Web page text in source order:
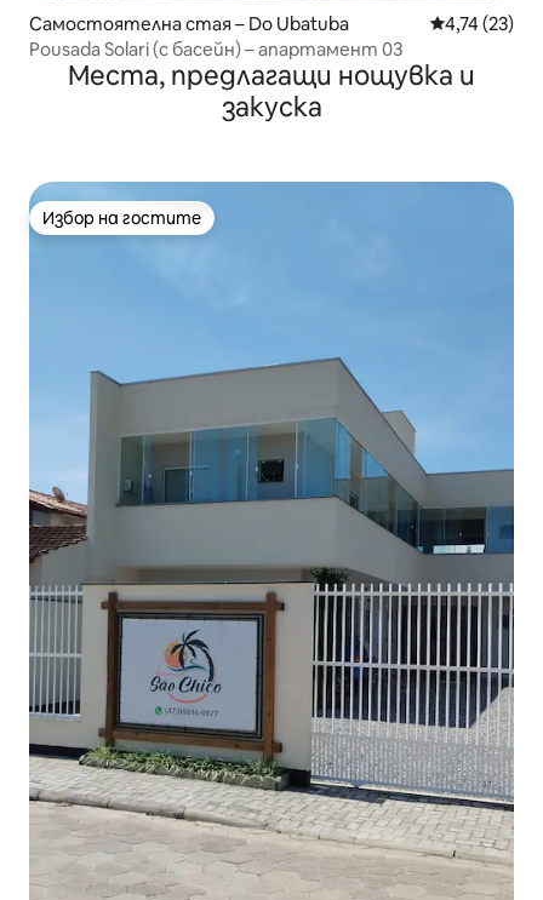
Самостоятелна стая – Do Ubatuba Средна
4,74 (23)
Pousada Solari (с басейн) – апартамент 03
Места, предлагащи нощувка и
закуска
Избор на гостите
Избор на гостите